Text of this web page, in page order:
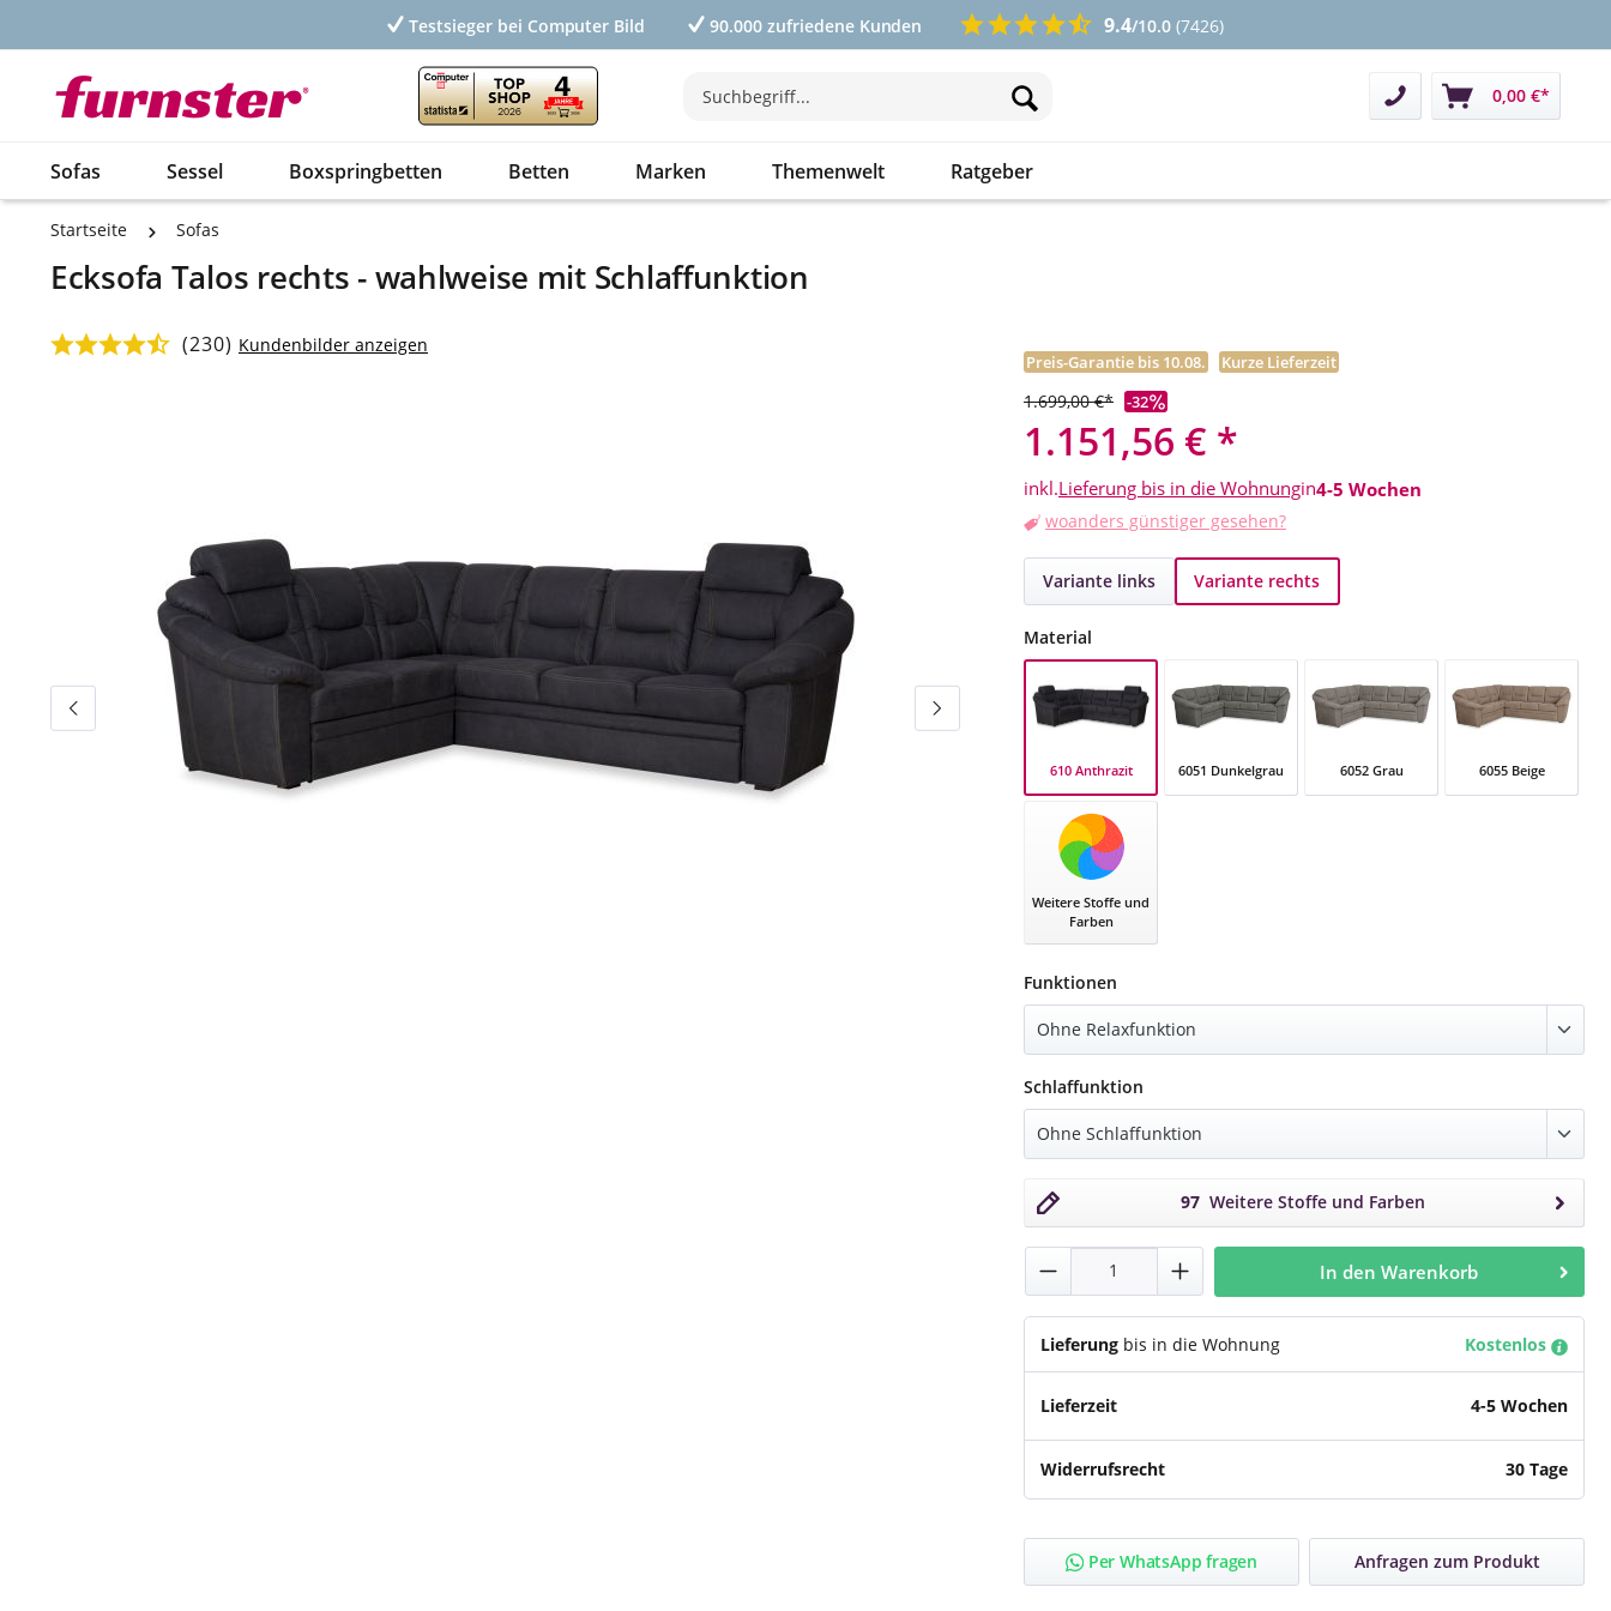
Testsieger bei Computer Bild 90.000 zufriedene Kunden 9.4/10.0 (7426)
Kontakt 0,00 €*
Sofas Sessel Boxspringbetten Betten Marken Themenwelt Ratgeber
Startseite Sofas
Ecksofa Talos rechts - wahlweise mit Schlaffunktion
Durchschnittliche Bewertung von 4.8 von 5 Sternen
(230) Kundenbilder anzeigen
1.151,56 € *
Preis-Garantie bis 10.08. Kurze Lieferzeit
1.699,00 €* -32
inkl.Lieferung bis in die Wohnungin4-5 Wochen
woanders günstiger gesehen?
Variante links Variante rechts
Material
610 Anthrazit
610 Anthrazit
6051 Dunkelgrau
6051 Dunkelgrau
6052 Grau
6052 Grau
6055 Beige
6055 Beige
Weitere Stoffe und
Farben
Funktionen
Schlaffunktion
97 Weitere Stoffe und Farben
Produkt Anzahl: Gib den gewünschten
In den Warenkorb
Lieferung bis in die Wohnung Kostenlos
Lieferzeit 4-5 Wochen
Widerrufsrecht 30 Tage
Per WhatsApp fragen Anfragen zum Produkt